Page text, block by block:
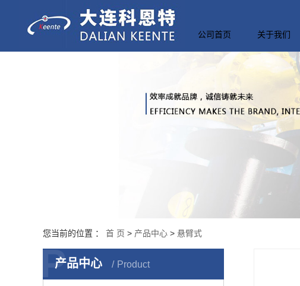
Warning: file_put_contents(/home/kntpumps3kfnotvpyu5mgp4s/wwwroot/source/cache/
公司首页 关于我们
公司简介
企业视频
您当前的位置 ： 首 页 > 产品中心 > 悬臂式
产品中心 Product
P